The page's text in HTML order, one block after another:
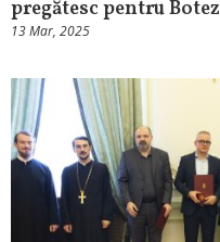
pregătesc pentru Botez
13 Mar, 2025